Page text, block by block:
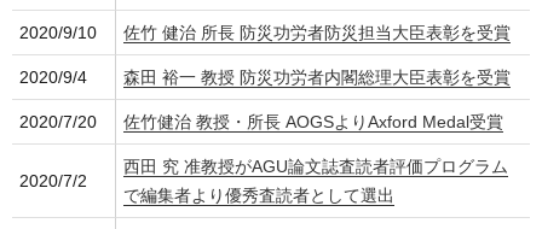
2020/9/10 佐竹 健治 所長 防災功労者防災担当大臣表彰を受賞
2020/9/4 森田 裕一 教授 防災功労者内閣総理大臣表彰を受賞
2020/7/20 佐竹健治 教授・所長 AOGSよりAxford Medal受賞
2020/7/2
西田 究 准教授がAGU論文誌査読者評価プログラム
で編集者より優秀査読者として選出